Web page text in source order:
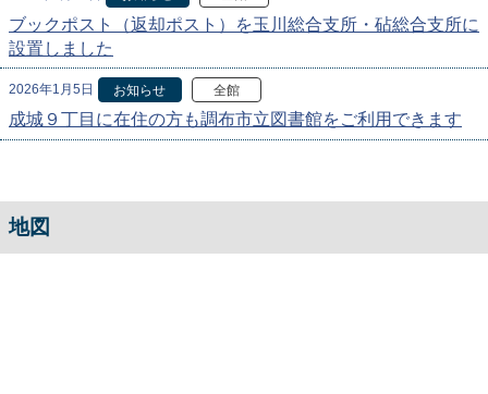
ブックポスト（返却ポスト）を玉川総合支所・砧総合支所に
設置しました
2026年1月5日 お知らせ 全館
成城９丁目に在住の方も調布市立図書館をご利用できます
地図